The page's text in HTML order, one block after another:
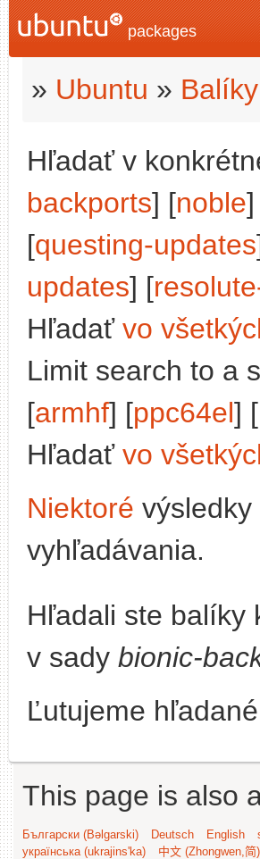
packages
» Ubuntu » Balíky
Hľadať v
backports] [noble
[questing-updates
updates] [
Hľadať vo
Limit search to a
[armhf] [ppc64el] [
Hľadať vo
Niektoré
vyhľadávania.
Hľadali ste balíky
v sady bionic-
Ľutujeme
This page is also
Български (Bəlgarski) Deutsch English
українська (ukrajins'ka)
中文 (Zhongwen,简)